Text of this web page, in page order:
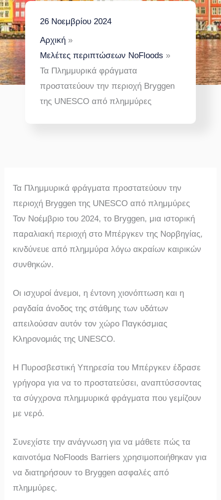
26 Νοεμβρίου 2024
Αρχική
Μελέτες περιπτώσεων NoFloods
Τα Πλημμυρικά φράγματα
προστατεύουν την περιοχή Bryggen
της UNESCO από πλημμύρες
Τα Πλημμυρικά φράγματα προστατεύουν την
περιοχή Bryggen της UNESCO από πλημμύρες
Τον Νοέμβριο του 2024, το Bryggen, μια ιστορική
παραλιακή περιοχή στο Μπέργκεν της Νορβηγίας,
κινδύνευε από πλημμύρα λόγω ακραίων καιρικών
συνθηκών.
Οι ισχυροί άνεμοι, η έντονη χιονόπτωση και η
ραγδαία άνοδος της στάθμης των υδάτων
απειλούσαν αυτόν τον χώρο Παγκόσμιας
Κληρονομιάς της UNESCO.
Η Πυροσβεστική Υπηρεσία του Μπέργκεν έδρασε
γρήγορα για να το προστατεύσει, αναπτύσσοντας
τα σύγχρονα πλημμυρικά φράγματα που γεμίζουν
με νερό.
Συνεχίστε την ανάγνωση για να μάθετε πώς τα
καινοτόμα NoFloods Barriers χρησιμοποιήθηκαν για
να διατηρήσουν το Bryggen ασφαλές από
πλημμύρες.